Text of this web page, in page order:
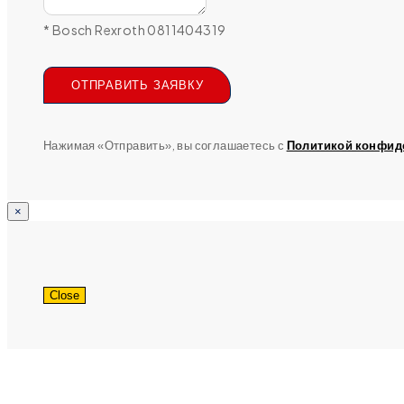
* Bosch Rexroth 0811404319
ОТПРАВИТЬ ЗАЯВКУ
Нажимая «Отправить», вы соглашаетесь с Политикой
×
Close